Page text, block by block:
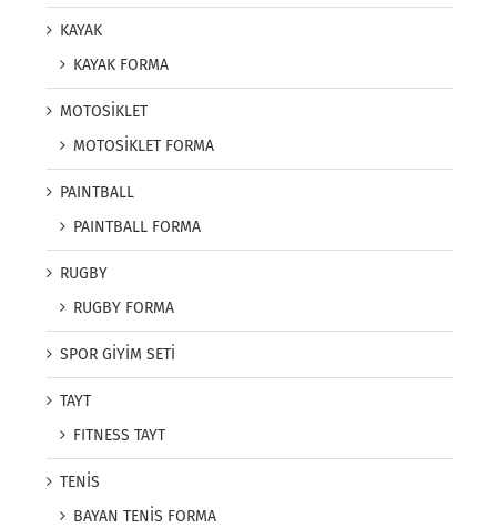
KAYAK
KAYAK FORMA
MOTOSİKLET
MOTOSİKLET FORMA
PAINTBALL
PAINTBALL FORMA
RUGBY
RUGBY FORMA
SPOR GİYİM SETİ
TAYT
FITNESS TAYT
TENİS
BAYAN TENİS FORMA